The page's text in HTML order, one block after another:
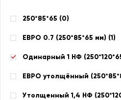
250*85*65 (0)
ЕВРО 0.7 (250*85*65 мм) (1)
Одинарный 1 НФ
ЕВРО утолщённый
Утолщенный 1,4 НФ